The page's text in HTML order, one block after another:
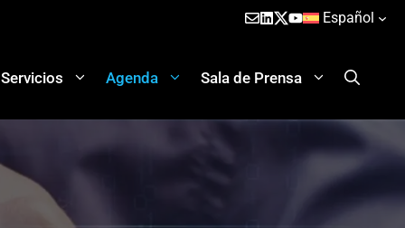
Español
Servicios Agenda Sala de Prensa